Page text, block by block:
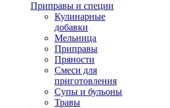
Приправы и специи
Кулинарные
добавки
Мельница
Приправы
Пряности
Смеси для
приготовления
Супы и бульоны
Травы